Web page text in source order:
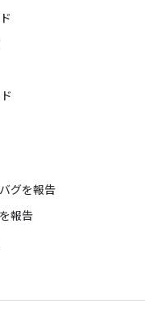
グを報告
報告